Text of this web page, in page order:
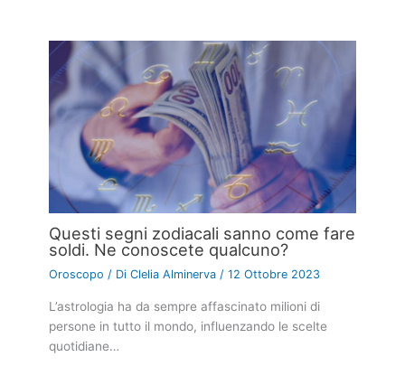
Questi segni zodiacali sanno come fare
soldi. Ne conoscete qualcuno?
Oroscopo / DiClelia Alminerva/12 Ottobre 2023
L’astrologia ha da sempre affascinato milioni di
persone in tutto il mondo, influenzando le scelte
quotidiane…